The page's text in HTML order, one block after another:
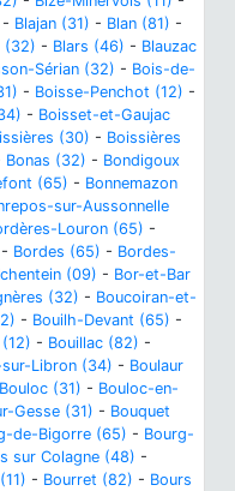
- Blajan (31) - Blan (81) -
(32) - Blars (46) - Blauzac
Sérian (32) - Bois-de-
- Boisse-Penchot (12) -
- Boisset-et-Gaujac
(30) - Boissières
Bonas (32) - Bondigoux
(65) - Bonnemazon
sur-Aussonnelle
Louron (65) -
- Bordes (65) - Bordes-
(09) - Bor-et-Bar
(32) - Boucoiran-et-
- Bouilh-Devant (65) -
- Bouillac (82) -
sur-Libron (34) - Boulaur
Bouloc (31) - Bouloc-en-
Gesse (31) - Bouquet
de-Bigorre (65) - Bourg-
sur Colagne (48) -
- Bourret (82) - Bours